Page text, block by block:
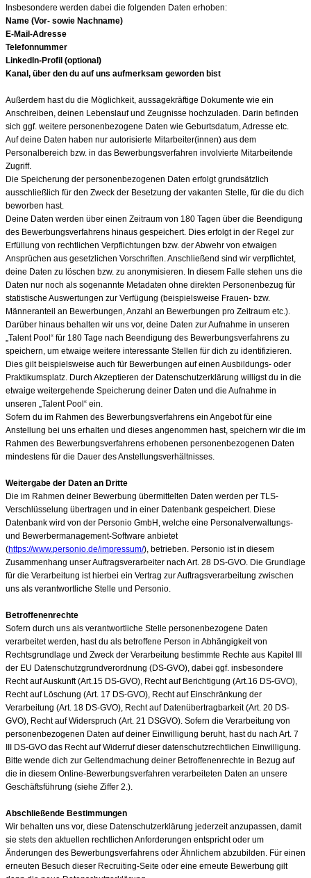
Insbesondere werden dabei die folgenden Daten erhoben:
Name (Vor- sowie Nachname)
E-Mail-Adresse
Telefonnummer
LinkedIn-Profil (optional)
Kanal, über den du auf uns aufmerksam geworden bist
Außerdem hast du die Möglichkeit, aussagekräftige Dokumente wie ein
Anschreiben, deinen Lebenslauf und Zeugnisse hochzuladen. Darin befinden
sich ggf. weitere personenbezogene Daten wie Geburtsdatum, Adresse etc.
Auf deine Daten haben nur autorisierte Mitarbeiter(innen) aus dem
Personalbereich bzw. in das Bewerbungsverfahren involvierte Mitarbeitende
Zugriff.
Die Speicherung der personenbezogenen Daten erfolgt grundsätzlich
ausschließlich für den Zweck der Besetzung der vakanten Stelle, für die du dich
beworben hast.
Deine Daten werden über einen Zeitraum von 180 Tagen über die Beendigung
des Bewerbungsverfahrens hinaus gespeichert. Dies erfolgt in der Regel zur
Erfüllung von rechtlichen Verpflichtungen bzw. der Abwehr von etwaigen
Ansprüchen aus gesetzlichen Vorschriften. Anschließend sind wir verpflichtet,
deine Daten zu löschen bzw. zu anonymisieren. In diesem Falle stehen uns die
Daten nur noch als sogenannte Metadaten ohne direkten Personenbezug für
statistische Auswertungen zur Verfügung (beispielsweise Frauen- bzw.
Männeranteil an Bewerbungen, Anzahl an Bewerbungen pro Zeitraum etc.).
Darüber hinaus behalten wir uns vor, deine Daten zur Aufnahme in unseren
„Talent Pool“ für 180 Tage nach Beendigung des Bewerbungsverfahrens zu
speichern, um etwaige weitere interessante Stellen für dich zu identifizieren.
Dies gilt beispielsweise auch für Bewerbungen auf einen Ausbildungs- oder
Praktikumsplatz. Durch Akzeptieren der Datenschutzerklärung willigst du in die
etwaige weitergehende Speicherung deiner Daten und die Aufnahme in
unseren „Talent Pool“ ein.
Sofern du im Rahmen des Bewerbungsverfahrens ein Angebot für eine
Anstellung bei uns erhalten und dieses angenommen hast, speichern wir die im
Rahmen des Bewerbungsverfahrens erhobenen personenbezogenen Daten
mindestens für die Dauer des Anstellungsverhältnisses.
Weitergabe der Daten an Dritte
Die im Rahmen deiner Bewerbung übermittelten Daten werden per TLS-
Verschlüsselung übertragen und in einer Datenbank gespeichert. Diese
Datenbank wird von der Personio GmbH, welche eine Personalverwaltungs-
und Bewerbermanagement-Software anbietet
(https://www.personio.de/impressum/), betrieben. Personio ist in diesem
Zusammenhang unser Auftragsverarbeiter nach Art. 28 DS-GVO. Die Grundlage
für die Verarbeitung ist hierbei ein Vertrag zur Auftragsverarbeitung zwischen
uns als verantwortliche Stelle und Personio.
Betroffenenrechte
Sofern durch uns als verantwortliche Stelle personenbezogene Daten
verarbeitet werden, hast du als betroffene Person in Abhängigkeit von
Rechtsgrundlage und Zweck der Verarbeitung bestimmte Rechte aus Kapitel III
der EU Datenschutzgrundverordnung (DS-GVO), dabei ggf. insbesondere
Recht auf Auskunft (Art.15 DS-GVO), Recht auf Berichtigung (Art.16 DS-GVO),
Recht auf Löschung (Art. 17 DS-GVO), Recht auf Einschränkung der
Verarbeitung (Art. 18 DS-GVO), Recht auf Datenübertragbarkeit (Art. 20 DS-
GVO), Recht auf Widerspruch (Art. 21 DSGVO). Sofern die Verarbeitung von
personenbezogenen Daten auf deiner Einwilligung beruht, hast du nach Art. 7
III DS-GVO das Recht auf Widerruf dieser datenschutzrechtlichen Einwilligung.
Bitte wende dich zur Geltendmachung deiner Betroffenenrechte in Bezug auf
die in diesem Online-Bewerbungsverfahren verarbeiteten Daten an unsere
Geschäftsführung (siehe Ziffer 2.).
Abschließende Bestimmungen
Wir behalten uns vor, diese Datenschutzerklärung jederzeit anzupassen, damit
sie stets den aktuellen rechtlichen Anforderungen entspricht oder um
Änderungen des Bewerbungsverfahrens oder Ähnlichem abzubilden. Für einen
erneuten Besuch dieser Recruiting-Seite oder eine erneute Bewerbung gilt